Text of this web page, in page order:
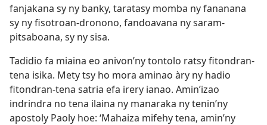
fanjakana sy ny banky, taratasy momba ny fananana
sy ny fisotroan-dronono, fandoavana ny saram-
pitsaboana, sy ny sisa.
Tadidio fa miaina eo anivon’ny tontolo ratsy fitondran-
tena isika. Mety tsy ho mora aminao àry ny hadio
fitondran-tena satria efa irery ianao. Amin’izao
indrindra no tena ilaina ny manaraka ny tenin’ny
apostoly Paoly hoe: ‘Mahaiza mifehy tena, amin’ny